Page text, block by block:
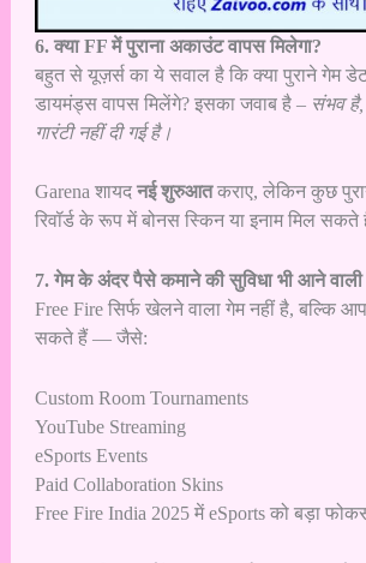
6. क्या FF में पुराना अकाउंट वापस मिलेगा?
बहुत से यूज़र्स का ये सवाल है कि क्या पुराने गेम
डायमंड्स वापस मिलेंगे? इसका जवाब है – संभव
गारंटी नहीं दी गई है।
Garena शायद नई शुरुआतकराए, लेकिन कुछ
रिवॉर्ड के रूप में बोनस स्किन या इनाम मिल सकते
7. गेम के अंदर पैसे कमाने की सुविधा भी आने वाली
Free Fire सिर्फ खेलने वाला गेम नहीं है, बल्कि
सकते हैं — जैसे:
Custom Room Tournaments
YouTube Streaming
eSports Events
Paid Collaboration Skins
Free Fire India 2025 में eSports को बड़ा